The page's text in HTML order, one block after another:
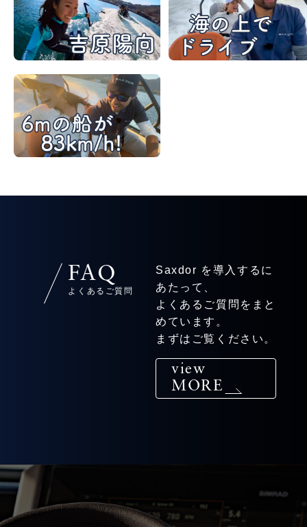
FAQ
よくあるご質問
Saxdor を導入するに
あたって、
よくあるご質問をまと
めています。
まずはご覧ください。
view
MORE